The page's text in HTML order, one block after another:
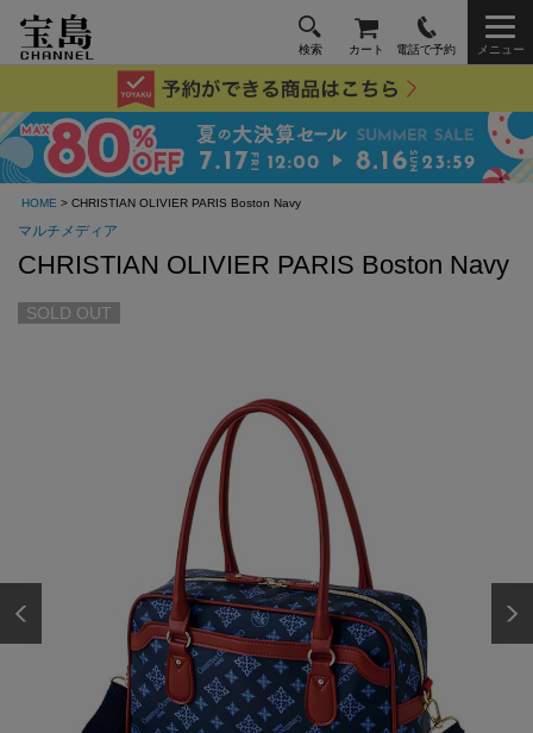
検索 カート 電話で予約 メニュー
HOME > CHRISTIAN OLIVIER PARIS Boston Navy
マルチメディア
CHRISTIAN OLIVIER PARIS Boston Navy
SOLD OUT